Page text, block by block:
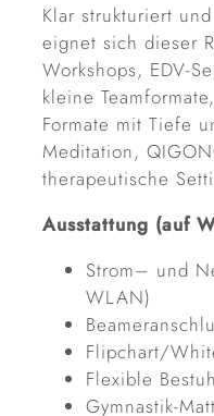
Klar strukturiert
eignet sich dieser
Workshops, EDV-
kleine
Formate mit Tiefe
Meditation,
therapeutische
Ausstattung (auf
Strom– und
WLAN)
Flipchart/
Flexible
Gymnastik-